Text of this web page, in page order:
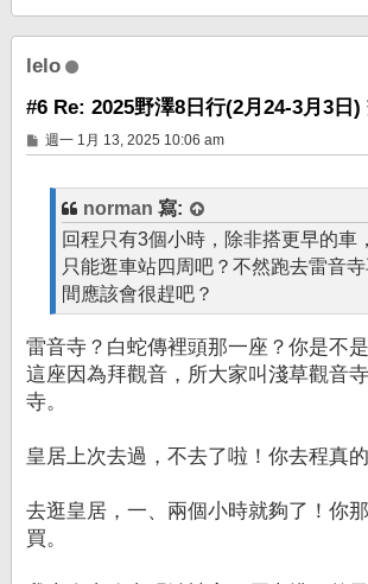
lelo
#6 Re: 2025野澤8日行(2月24-3月3日)
文
章
週一 1月 13, 2025 10:06 am
norman 寫:
回程只有3個小時，除非搭更早的車
只能逛車站四周吧？不然跑去雷音
間應該會很趕吧？
雷音寺？白蛇傳裡頭那一座？你是不
這座因為拜觀音，所大家叫淺草觀音
寺。
皇居上次去過，不去了啦！你去程真的
去逛皇居，一、兩個小時就夠了！你
買。